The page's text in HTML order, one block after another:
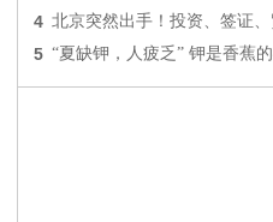
4 北京突然出手！投资、签证、
5 “夏缺钾，人疲乏” 钾是香蕉